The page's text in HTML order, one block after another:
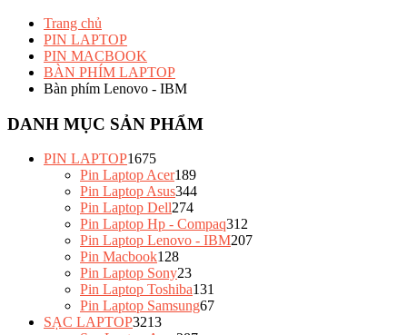
Trang chủ
PIN LAPTOP
PIN MACBOOK
BÀN PHÍM LAPTOP
Bàn phím Lenovo - IBM
DANH MỤC SẢN PHẨM
PIN LAPTOP1675
Pin Laptop Acer189
Pin Laptop Asus344
Pin Laptop Dell274
Pin Laptop Hp - Compaq312
Pin Laptop Lenovo - IBM207
Pin Macbook128
Pin Laptop Sony23
Pin Laptop Toshiba131
Pin Laptop Samsung67
SẠC LAPTOP3213